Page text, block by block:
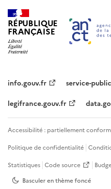
RÉPUBLIQUE
FRANÇAISE
info.gouv.fr
service-
legifrance.gouv.fr
Accessibilité : partiellement
Politique de confidentialité
Statistiques Code source
Basculer en thèmefoncé